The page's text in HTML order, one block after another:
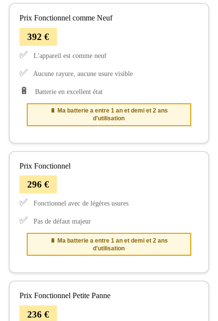
Prix Fonctionnel comme Neuf
392 €
✅ L'appareil est comme neuf
✅ Aucune rayure, aucune usure visible
🔋 Batterie en excellent état
🔋 Ma batterie a entre 1 an et demi et 2 ans
d'utilisation
Prix Fonctionnel
296 €
✅ Fonctionnel avec de légères usures
✅ Pas de défaut majeur
🔋 Ma batterie a entre 1 an et demi et 2 ans
d'utilisation
Prix Fonctionnel Petite Panne
236 €